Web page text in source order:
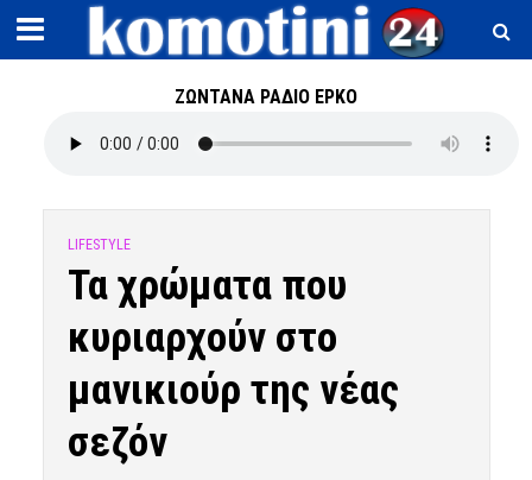
ΖΩΝΤΑΝΑ ΡΑΔΙΟ ΕΡΚΟ
LIFESTYLE
Τα χρώματα που
κυριαρχούν στο
μανικιούρ της νέας
σεζόν